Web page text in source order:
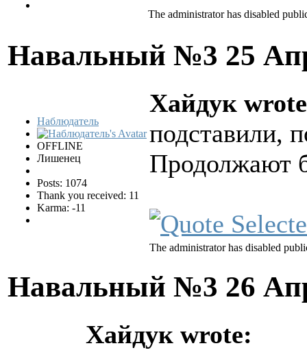
The administrator has disabled
Навальный №3 25
Наблюдатель
OFFLINE
Лишенец
Posts: 1074
Thank you received: 11
Karma: -11
Хайдук
подставили,
Продолжают
The administrator has disabled
Навальный №3 26
Хайдук wrote: